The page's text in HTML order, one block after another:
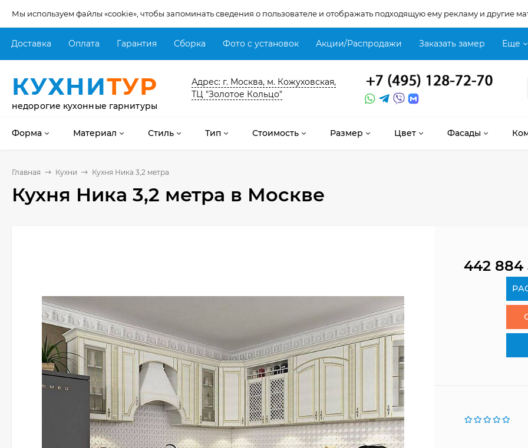
Мы используем файлы «cookie», чтобы запоминать сведения о пользователе и отображать подходящую ему рекламу и другие
Доставка Оплата Гарантия Сборка Фото с установок Акции/Распродажи Заказать замер Еще
КУХНИТУР
недорогие кухонные гарнитуры
Адрес: г. Москва, м. Кожуховская,
ТЦ "Золотое Кольцо"
Форма Материал Стиль Тип Стоимость Размер Цвет Фасады
Главная Кухни Кухня Ника 3,2 метра
Кухня Ника 3,2 метра в Москве
442 884